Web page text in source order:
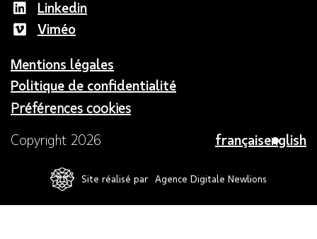
Linkedin
Viméo
Mentions légales
Politique de confidentialité
Préférences cookies
Copyright 2026 françaisenglish
Site réalisé par Agence Digitale Newlions